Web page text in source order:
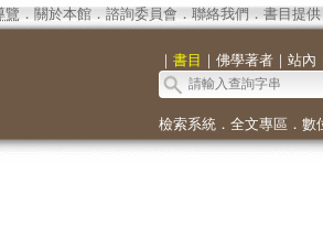
覽 ． 關於本館． 諮詢委員會． 聯絡我們 ． 書目提供
｜ 書目 ｜ 佛學著者｜ 站內
檢索系統． 全文專區 ． 數